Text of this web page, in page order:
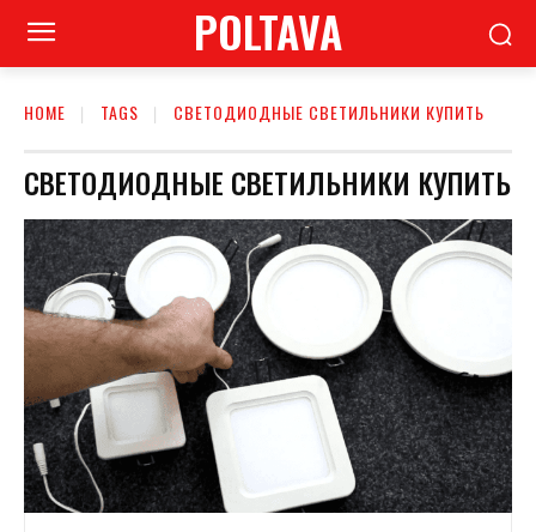
POLTAVA
HOME TAGS СВЕТОДИОДНЫЕ СВЕТИЛЬНИКИ КУПИТЬ
СВЕТОДИОДНЫЕ СВЕТИЛЬНИКИ КУПИТЬ